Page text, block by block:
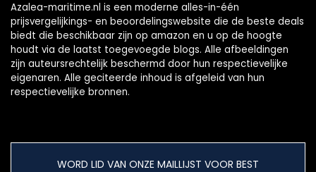
Azalea-maritime.nl is een moderne alles-in-één
prijsvergelijkings- en beoordelingswebsite die de beste deals
biedt die beschikbaar zijn op amazon en u op de hoogte
houdt via de laatst toegevoegde blogs. Alle afbeeldingen
zijn auteursrechtelijk beschermd door hun respectievelijke
eigenaren. Alle geciteerde inhoud is afgeleid van hun
respectievelijke bronnen.
WORD LID VAN ONZE MAILLIJST VOOR BEST